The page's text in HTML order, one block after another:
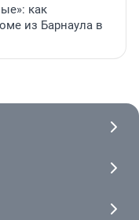
как
из Барнаула в